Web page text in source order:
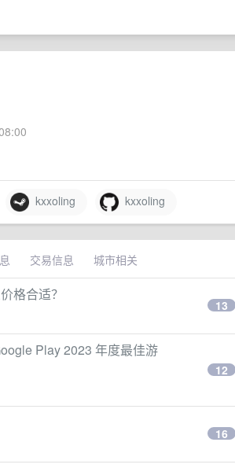
kxxoling kxxoling
交易信息 城市相关
格合适？
13
Play 2023 年度最佳游
12
16